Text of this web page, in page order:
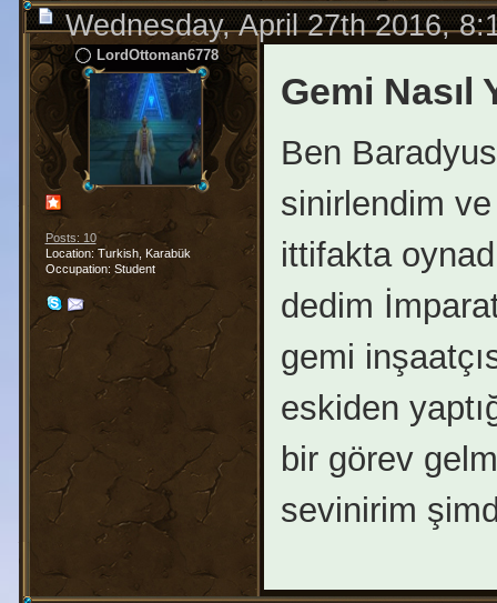
Wednesday, April 27th 2016,
LordOttoman6778
Posts: 10
Location: Turkish, Karabük
Occupation: Student
Gemi Nasıl
Ben
sinirlendim ve
ittifakta
dedim
gemi
eskiden
bir görev
sevinirim